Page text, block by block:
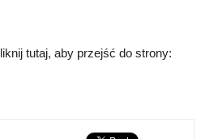
tutaj, aby przejść do strony: